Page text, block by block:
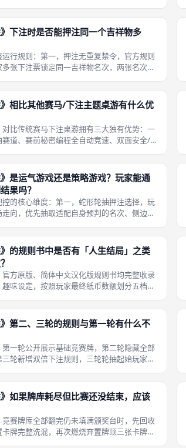
玩多重友好设计：第一，视觉降低阅读门
赛场效果依靠大幅卡通插
》下注时是否能押注同一个吉祥物多
行规则：第一，押注无重复禁令，官方规则
张下注票锁定同一吉祥物名次，两张名次押
件押注搭配；第二，分开独立结算，两张同
不干扰，若该人偶最终
》相比其他赛马/下注主题桌游有什么优
对比传统赛马下注桌游拥有三大独有优势：一
道、赛前秘密编程全自动竞速、双面安全/
、多人大型团建场景。四大核心差异化竞争
：第一，独家抽拉式一
》是运气游戏还是策略游戏？玩家能通
果吗？
的核心维度：第一，蛇形轮抽押注选择，玩
向，优先抽取适配自身预判的名次、侧边押
手牌效果搭配正向冲刺、恢复、星标增益卡
标，投放摔倒、偏移负
》的规则书中是否有「人生结局」之类
官方原版、简体中文汉化版规则书均完整收录
趣味设定，按照玩家最终纸币数额划分五档搞
附加内容。规则书人生结局完整配套内容：
属板块，规则书后半段
》第二、三轮的规则与第一轮有什么不
第一轮公开展示基础竞赛牌，第二轮隐藏全部
轮新增双倍下注规则，三轮轮抽起始玩家依
规则完整对比： 轮次公开牌库轮抽起始玩家
第一轮开局亮出多张
》如果牌库耗尽但比赛还没结束，应该
竞赛牌库全部翻完仍未填满颁奖台时，先回收
牌完整洗混，再次燃烧弃置牌顶三张卡牌，